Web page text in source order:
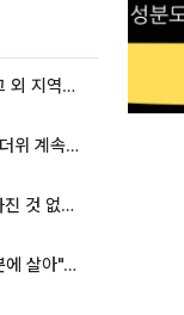
동해안은 시간당 80㎜ 폭우, 그 외 지역은 폭염…‘극과 극 날씨’
[내일 날씨] 폭염 한풀 꺾여도 무더위 계속⋯동해안 이틀 연속 비
임영웅, 어느덧 데뷔 10주년⋯"가진 것 없던 시절, 내 앞엔 20명의 팬뿐"
'굿 윌 헌팅' 배우 "기아 EV2 덕분에 살아"…교통사고 후 안전성 극찬